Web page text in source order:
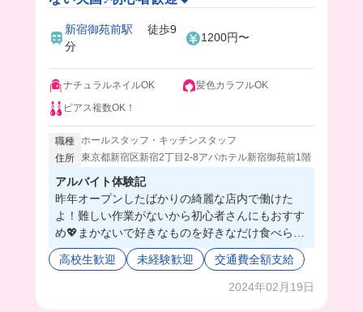
新宿御苑前駅 徒歩9
分
1200円〜
ナチュラルネイルOK
髪色カラフルOK
ピアス複数OK！
職種
ホールスタッフ・キッチンスタッフ
住所 東京都新宿区新宿2丁目2-8アパホテル新宿御苑前1階
アルバイト体験記
昨年オープンしたばかりの綺麗な店内で働けた
よ！難しい作業がないから初心者さんにもおすす
め💖まかないで好きなものを好きなだけ食べられ
たのが最高だった🤤❤️
高校生歓迎 未経験歓迎 交通費全額支給
2024年02月19日